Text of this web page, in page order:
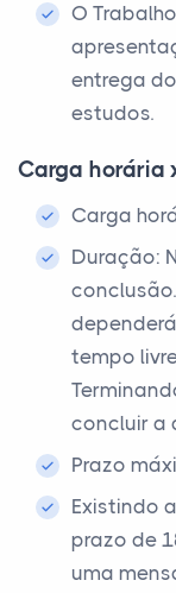
O
entrega
estudos.
Carga horária
Carga
Duração:
tempo
concluir a
Prazo
Existindo
prazo de
uma